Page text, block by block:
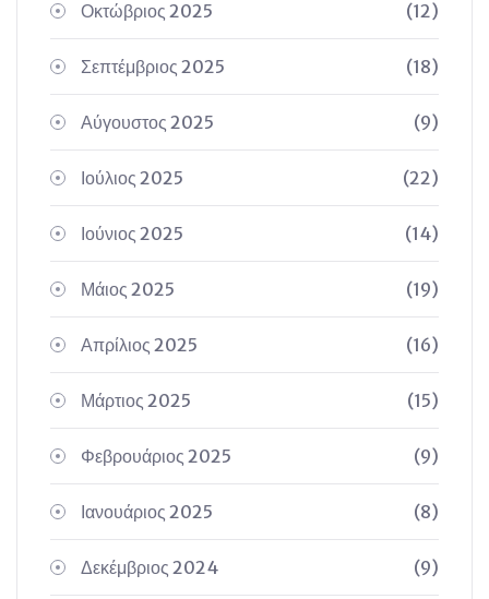
Οκτώβριος 2025 (12)
Σεπτέμβριος 2025 (18)
Αύγουστος 2025 (9)
Ιούλιος 2025 (22)
Ιούνιος 2025 (14)
Μάιος 2025 (19)
Απρίλιος 2025 (16)
Μάρτιος 2025 (15)
Φεβρουάριος 2025 (9)
Ιανουάριος 2025 (8)
Δεκέμβριος 2024 (9)